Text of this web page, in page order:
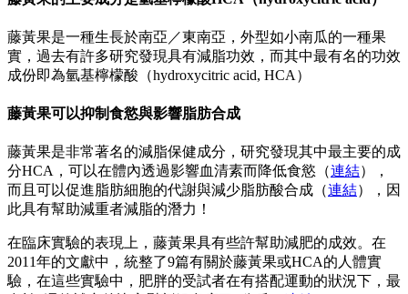
藤黃果是一種生長於南亞／東南亞，外型如小南瓜的一種果
實，過去有許多研究發現具有減脂功效，而其中最有名的功效
成份即為氫基檸檬酸（hydroxycitric acid, HCA）
藤黃果可以抑制食慾與影響脂肪合成
藤黃果是非常著名的減脂保健成分，研究發現其中最主要的成
分HCA，可以在體內透過影響血清素而降低食慾（連結），
而且可以促進脂肪細胞的代謝與減少脂肪酸合成（連結），因
此具有幫助減重者減脂的潛力！
在臨床實驗的表現上，藤黃果具有些許幫助減肥的成效。在
2011年的文獻中，統整了9篇有關於藤黃果或HCA的人體實
驗，在這些實驗中，肥胖的受試者在有搭配運動的狀況下，最